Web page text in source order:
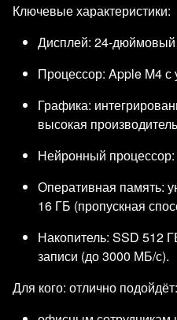
Ключевые характеристики:
Дисплей: 24‑дюймовый
Процессор: Apple M4 с
Графика:
высокая
Нейронный
Оперативная память:
16 ГБ (пропускная
Накопитель: SSD 512
записи (до 3000 МБ/с).
Для кого: отлично подойдёт: